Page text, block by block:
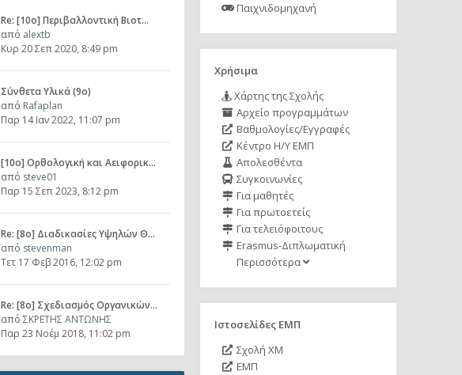
Re: [10o] Περιβαλλοντική Βιοτ…
από alextb
Κυρ 20 Σεπ 2020, 8:49 pm
Σύνθετα Υλικά (9ο)
από Rafaplan
Παρ 14 Ιαν 2022, 11:07 pm
[10o] Ορθολογική και Αειφορικ…
από steve01
Παρ 15 Σεπ 2023, 8:12 pm
Re: [8ο] Διαδικασίες Υψηλών Θ…
από stevenman
Τετ 17 Φεβ 2016, 12:02 pm
Re: [8ο] Σχεδιασμός Οργανικών…
από ΣΚΡΕΤΗΣ ΑΝΤΩΝΗΣ
Παρ 23 Νοέμ 2018, 11:02 pm
Παιχνιδομηχανή
Χρήσιμα
Χάρτης της Σχολής
Αρχείο προγραμμάτων
Βαθμολογίες/Εγγραφές
Κέντρο Η/Υ ΕΜΠ
Απολεσθέντα
Συγκοινωνίες
Για μαθητές
Για πρωτοετείς
Για τελειόφοιτους
Erasmus-Διπλωματική
Περισσότερα
Ιστοσελίδες ΕΜΠ
Σχολή ΧΜ
ΕΜΠ